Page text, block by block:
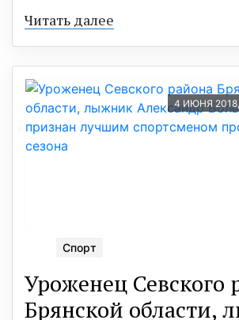
Читать далее
4 ИЮНЯ
Спорт
Уроженец Севского
Брянской области,